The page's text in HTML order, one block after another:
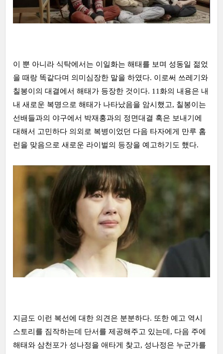
이 뿐 아니라 식탁에서는 이일화는 해태를 보며 성동일 젊었
을 때랑 똑같다며 의미심장한 말을 하였다. 이로써 쓰레기와
칠봉이의 대결에서 해태가 등장한 것이다. 11화의 내용은 내
내 새로운 복명으로 해태가 나타났음을 암시했고, 칠봉이는
선배들과의 야구에서 박재홍과의 정면대결 혹은 보내기에
대해서 고민하다 의외로 복병이었던 다음 타자에게 만루 홈
런을 맞음으로 새로운 라이벌의 등장을 예고하기도 했다.
지금도 이런 복선에 대한 의견은 분분하다. 또한 예고 역시
스토리를 짐작하는데 단서를 제공해주고 있는데, 다음 주에
해태와 삼천포가 성나정을 애타게 찾고, 성나정은 누군가를